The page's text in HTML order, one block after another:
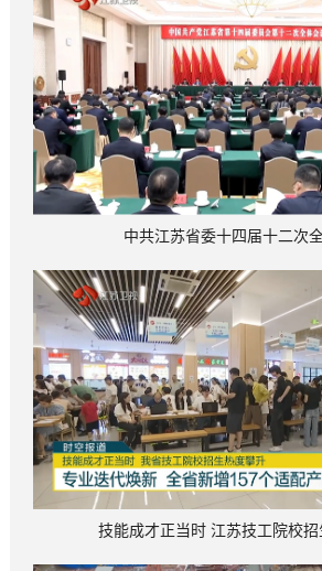
中共江苏省委十四届十二次
技能成才正当时 江苏技工院校